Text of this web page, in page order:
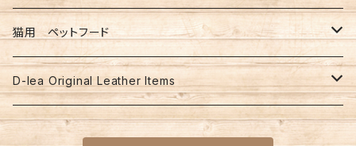
LOVE BITE
yum yum yum！
猫用 ペットフード
LOVE BITE
D-lea Original Leather Items
リード＆ハーネス セット商品